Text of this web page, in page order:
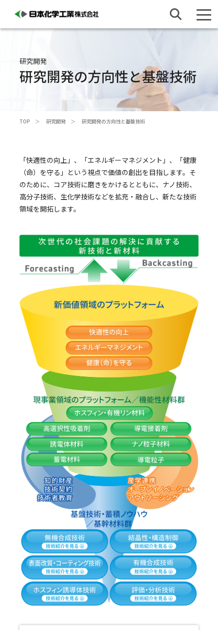
研究開発
研究開発の方向性と基盤技術
TOP 研究開発 研究開発の方向性と基盤技術
「快適性の向上」、「エネルギーマネジメント」、「健康
（命）を守る」という視点で価値の創出を目指します。そ
のために、コア技術に磨きをかけるとともに、ナノ技術、
高分子技術、生化学技術などを拡充・融合し、新たな技術
領域を開拓します。